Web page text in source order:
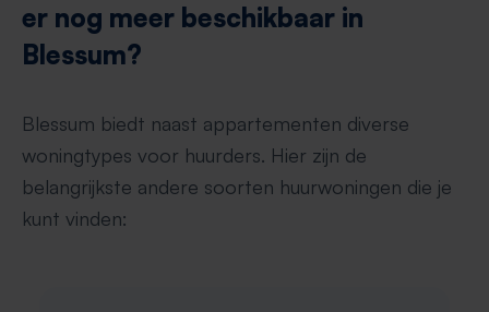
er nog meer beschikbaar in
Blessum?
Blessum biedt naast appartementen diverse
woningtypes voor huurders. Hier zijn de
belangrijkste andere soorten huurwoningen die je
kunt vinden: